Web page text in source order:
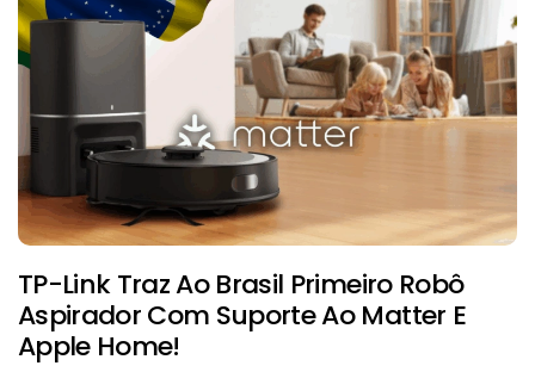
TP-Link Traz Ao Brasil Primeiro Robô
Aspirador Com Suporte Ao Matter E
Apple Home!